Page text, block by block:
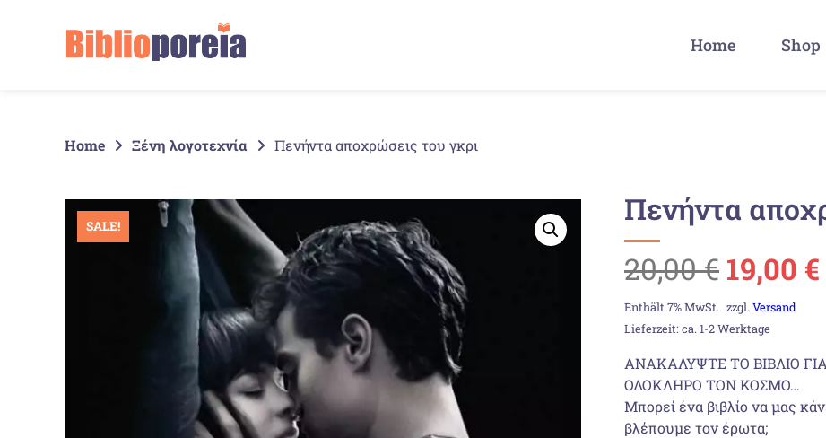
Home Shop
Home Ξένη λογοτεχνία Πενήντα αποχρώσεις του γκρι
SALE!
Πενήντα
20,00€
Preis
war:
20,00 €
19,00 €
Enthält 7% MwSt. zzgl. Versand
Lieferzeit: ca. 1-2 Werktage
ΑΝΑΚΑΛΥΨΤΕ ΤΟ ΒΙΒΛΙΟ
ΟΛΟΚΛΗΡΟ ΤΟΝ ΚΟΣΜΟ…
Μπορεί ένα βιβλίο να μας
βλέπουμε τον έρωτα;